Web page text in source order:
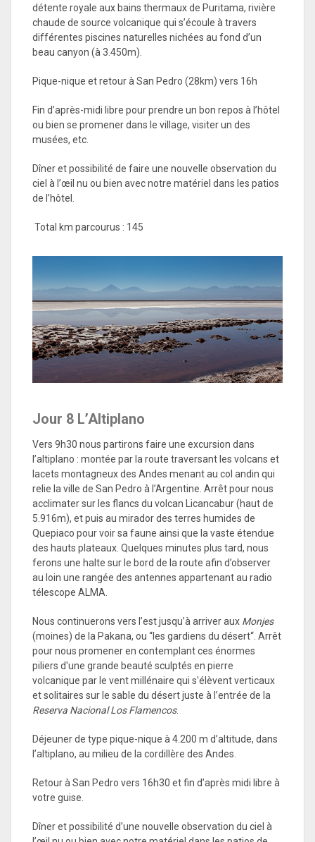
détente royale aux bains thermaux de Puritama, rivière
chaude de source volcanique qui s’écoule à travers
différentes piscines naturelles nichées au fond d’un
beau canyon (à 3.450m).
Pique-nique et retour à San Pedro (28km) vers 16h
Fin d’après-midi libre pour prendre un bon repos à l’hôtel
ou bien se promener dans le village, visiter un des
musées, etc.
Dîner et possibilité de faire une nouvelle observation du
ciel à l’œil nu ou bien avec notre matériel dans les patios
de l’hôtel.
Total km parcourus : 145
Jour 8 L’Altiplano
Vers 9h30 nous partirons faire une excursion dans
l’altiplano : montée par la route traversant les volcans et
lacets montagneux des Andes menant au col andin qui
relie la ville de San Pedro à l’Argentine. Arrêt pour nous
acclimater sur les flancs du volcan Licancabur (haut de
5.916m), et puis au mirador des terres humides de
Quepiaco pour voir sa faune ainsi que la vaste étendue
des hauts plateaux. Quelques minutes plus tard, nous
ferons une halte sur le bord de la route afin d’observer
au loin une rangée des antennes appartenant au radio
télescope ALMA.
Nous continuerons vers l’est jusqu’à arriver aux Monjes
(moines) de la Pakana, ou “les gardiens du désert“. Arrêt
pour nous promener en contemplant ces énormes
piliers d'une grande beauté sculptés en pierre
volcanique par le vent millénaire qui s'élèvent verticaux
et solitaires sur le sable du désert juste à l’entrée de la
Reserva Nacional Los Flamencos.
Déjeuner de type pique-nique à 4.200 m d’altitude, dans
l’altiplano, au milieu de la cordillère des Andes.
Retour à San Pedro vers 16h30 et fin d’après midi libre à
votre guise.
Dîner et possibilité d’une nouvelle observation du ciel à